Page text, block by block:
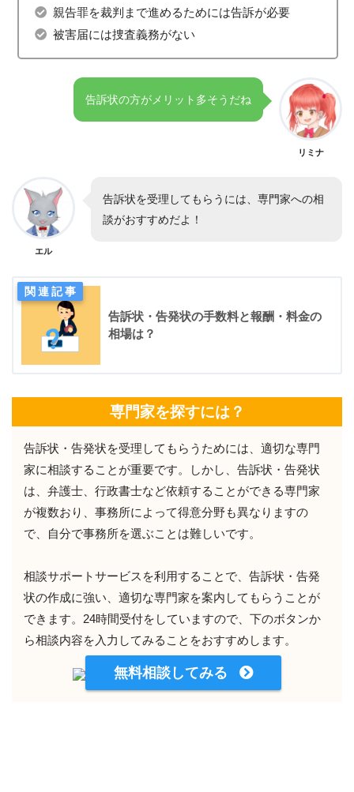
親告罪を裁判まで進めるためには告訴が必要
被害届には捜査義務がない
告訴状の方がメリット多そうだね
リミナ
エル
告訴状を受理してもらうには、専門家への相
談がおすすめだよ！
告訴状・告発状の手数料と報酬・料金の
相場は？
専門家を探すには？
告訴状・告発状を受理してもらうためには、適切な専門
家に相談することが重要です。しかし、告訴状・告発状
は、弁護士、行政書士など依頼することができる専門家
が複数おり、事務所によって得意分野も異なりますの
で、自分で事務所を選ぶことは難しいです。
相談サポートサービスを利用することで、告訴状・告発
状の作成に強い、適切な専門家を案内してもらうことが
できます。24時間受付をしていますので、下のボタンか
ら相談内容を入力してみることをおすすめします。
無料相談してみる